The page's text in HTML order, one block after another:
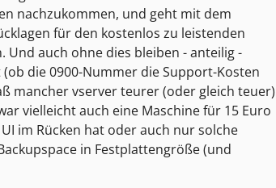
nachzukommen, und geht mit dem
für den kostenlos zu leistenden
Und auch ohne dies bleiben - anteilig -
die 0900-Nummer die Support-Kosten
mancher vserver teurer (oder gleich teuer)
vielleicht auch eine Maschine für 15 Euro
im Rücken hat oder auch nur solche
in Festplattengröße (und